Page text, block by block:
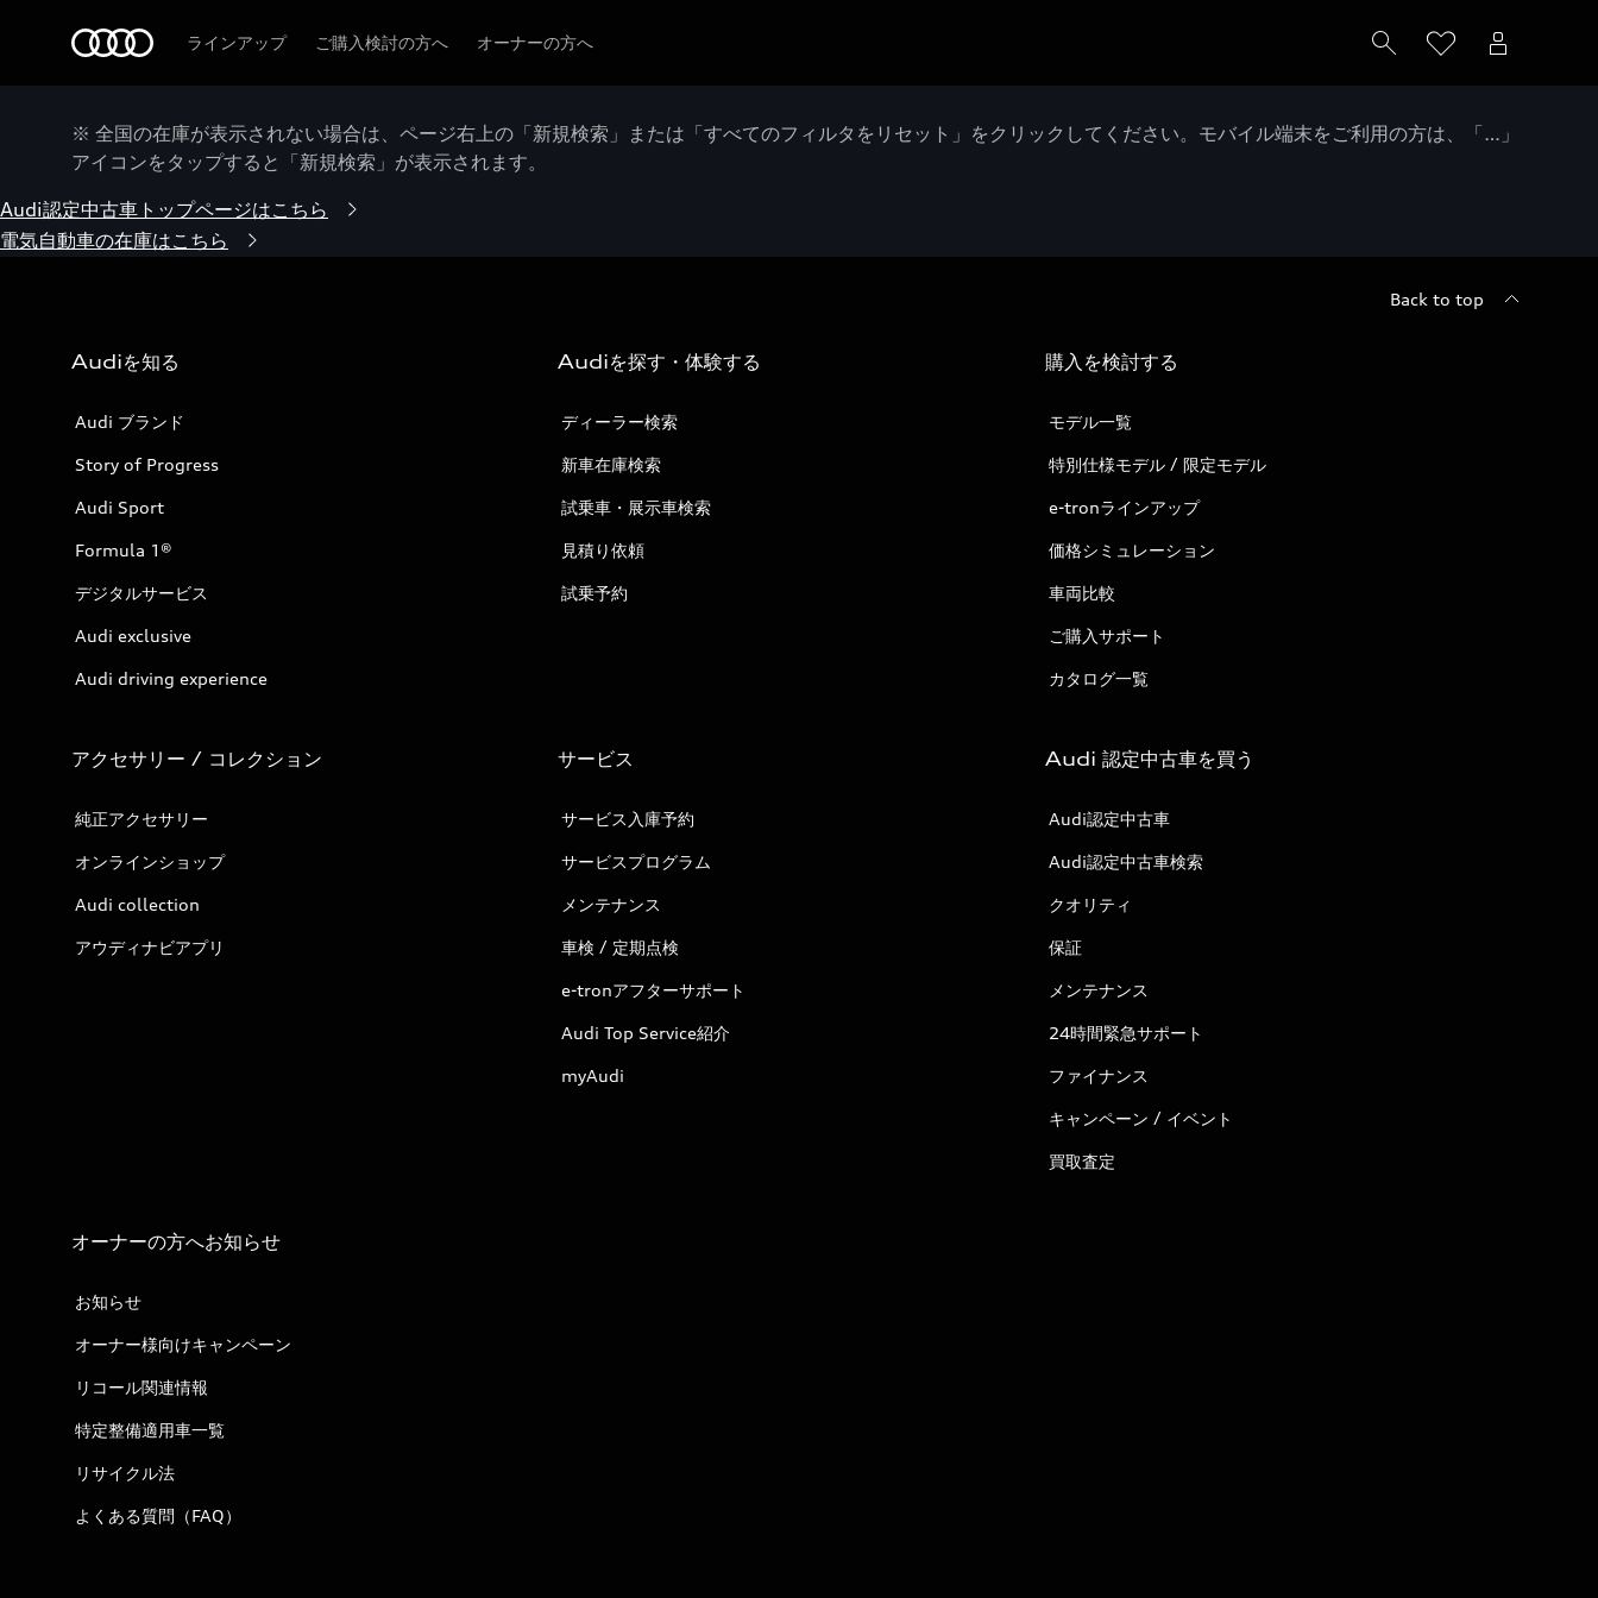
ラインアップ ご購入検討の方へ オーナーの方へ
※ 全国の在庫が表示されない場合は、ページ右上の「新規検索」または「すべてのフィルタをリセット」をクリックしてください。モバイル端末をご利用の方は、「…」
アイコンをタップすると「新規検索」が表示されます。
Audi認定中古車トップページはこちら
電気自動車の在庫はこちら
Back to top
Audiを知る
Audi ブランド
Story of Progress
Audi Sport
Formula 1®
デジタルサービス
Audi exclusive
Audi driving experience
Audiを探す・体験する
ディーラー検索
新車在庫検索
試乗車・展示車検索
見積り依頼
試乗予約
購入を検討する
モデル一覧
特別仕様モデル / 限定モデル
e-tronラインアップ
価格シミュレーション
車両比較
ご購入サポート
カタログ一覧
アクセサリー / コレクション
純正アクセサリー
オンラインショップ
Audi collection
アウディナビアプリ
サービス
サービス入庫予約
サービスプログラム
メンテナンス
車検 / 定期点検
e-tronアフターサポート
Audi Top Service紹介
myAudi
Audi 認定中古車を買う
Audi認定中古車
Audi認定中古車検索
クオリティ
保証
メンテナンス
24時間緊急サポート
ファイナンス
キャンペーン / イベント
買取査定
オーナーの方へお知らせ
お知らせ
オーナー様向けキャンペーン
リコール関連情報
特定整備適用車一覧
リサイクル法
よくある質問（FAQ）